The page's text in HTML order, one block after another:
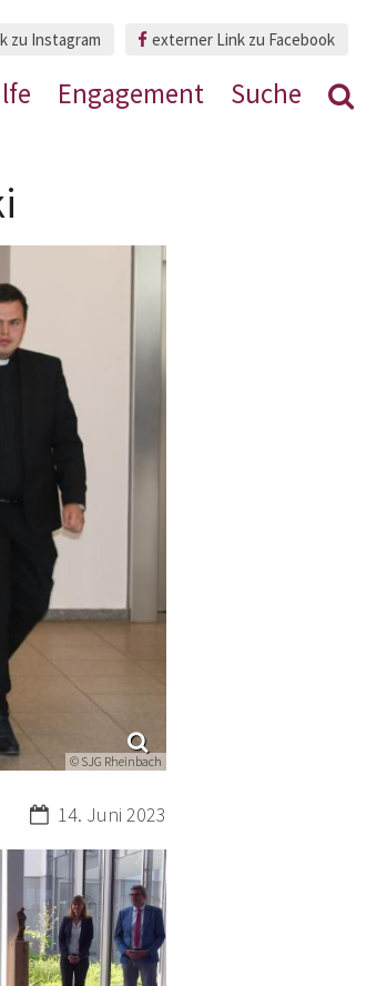
zu Instagram externer Link zu Facebook
Engagement Suche
© SJG Rheinbach
Datum:14. Juni 2023